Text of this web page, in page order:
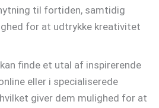
til fortiden, samtidig
for at udtrykke kreativitet
finde et utal af inspirerende
eller i specialiserede
giver dem mulighed for at